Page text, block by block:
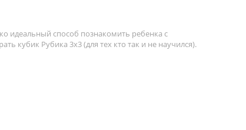
идеальный способ познакомить ребенка с
кубик Рубика 3х3 (для тех кто так и не научился).